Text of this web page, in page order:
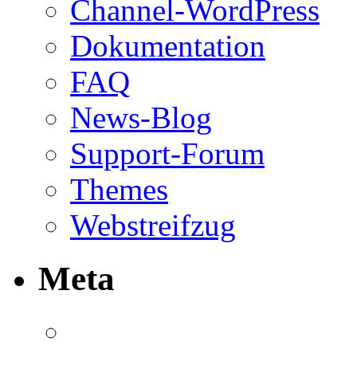
Channel-WordPress
Dokumentation
FAQ
News-Blog
Support-Forum
Themes
Webstreifzug
Meta